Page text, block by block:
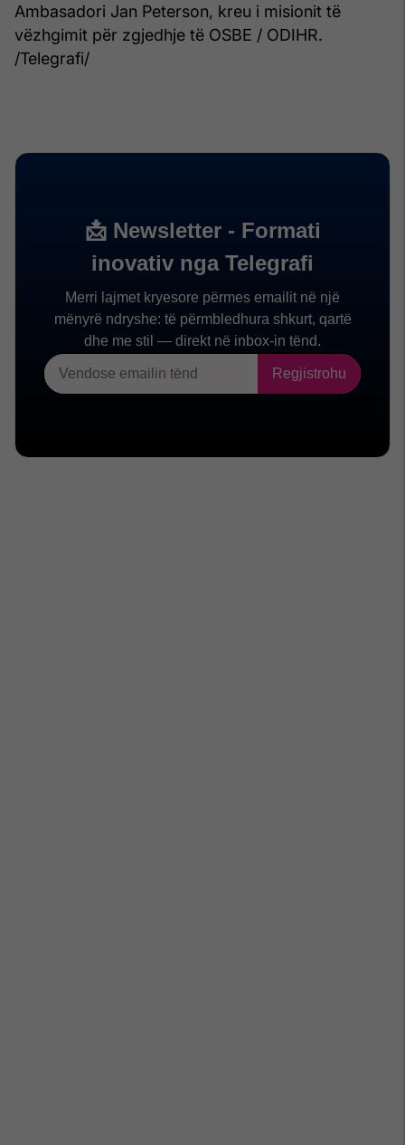
Ambasadori Jan Peterson, kreu i misionit të
vëzhgimit për zgjedhje të OSBE / ODIHR.
/Telegrafi/